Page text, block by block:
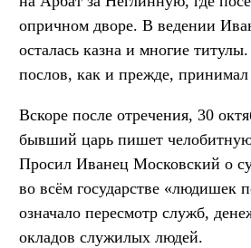
опричном дворе. В ведении
осталась казна и многие
послов, как и прежде,
Вскоре после отречения, 30
бывший царь пишет
Просил Иванец Московский о
во всём государстве «людишек
означало пересмотр служб,
окладов служилых людей.